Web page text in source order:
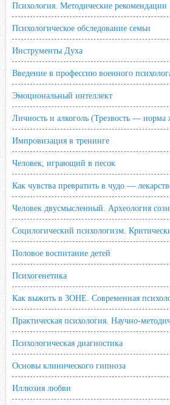
Психология. Методические рекомендации
Психологическое обследование семьи
Инструменты Духа
Введение в профессию военного
Эмоциональный интеллект
Личность и алкоголь (Трезвость — норма
Импровизация в тренинге
Человек, играющий в песок
Как чувства превратить в чудо —
Человек двусмысленный. Археология
Социлогический психологизм.
Половое воспитание детей
Психогенетика
Как выжить в ЗОНЕ. Современная
Практическая психология. Научно-
Психологическая диагностика
Основы клинического гипноза
Иллюзия любви